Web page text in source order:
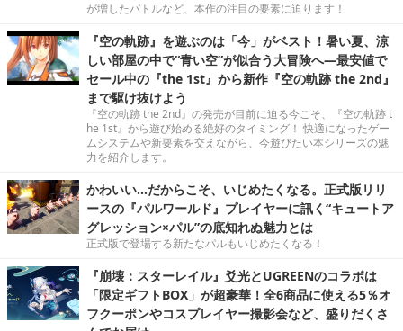
が増したバトルなど、本作の注目の要素に迫ります！
『空の軌跡』を遊ぶのは「今」がベスト！暑い夏、涼
しい部屋の中で“青い空”が似合う大冒険へ―最安値で
セール中の『the 1st』から新作『空の軌跡 the 2nd』
まで駆け抜けよう
『空の軌跡 the 2nd』の発売が目前に迫る今こそ、『空の軌跡 t
he 1st』から遊び始める絶好のタイミング！ 快適になったゲー
ムシステムや新要素を交えながら、今遊びたい本シリーズの魅
力を紹介します。
かわいい…だからこそ、いじめたくなる。正式版リリ
ースの『パルワールド』プレイヤーに訊く“キュートア
グレッション×パル”の底知れぬ魅力とは
正式版で登場する新たなパルもいじめたくなる！
『崩壊：スターレイル』爻光とUGREENのコラボは
「限定ギフトBOX」が超豪華！全6商品に使える5％オ
フクーポンやコスプレイヤー撮影会など、盛りだくさ